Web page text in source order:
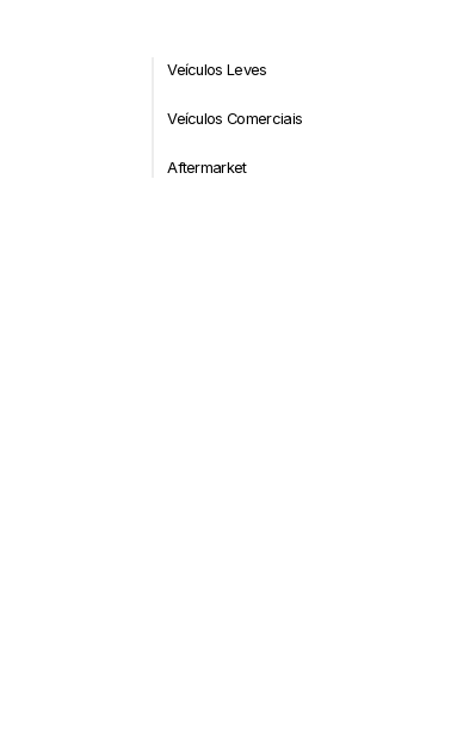
Veículos Leves
Veículos Comerciais
Aftermarket